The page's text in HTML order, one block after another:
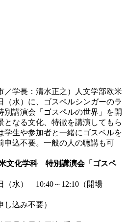
／学長：清水正之）人文学部欧米
（水）に、ゴスペルシンガーのラ
別講演会「ゴスペルの世界」を開
となる文化、特徴を講演してもら
学生や参加者と一緒にゴスペルを
申込不要。一般の人の聴講も可
文化学科 特別講演会「ゴスペ
水） 10:40～12:10（開場
込み不要）